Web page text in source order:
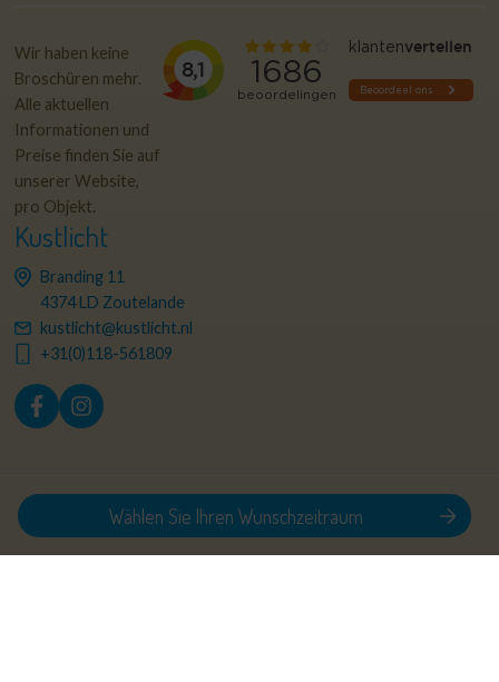
Wählen Sie Ihren Wunschzeitraum
Wir haben keine
Broschüren mehr.
Alle aktuellen
Informationen und
Preise finden Sie auf
unserer Website,
pro Objekt.
Kustlicht
Branding 11
4374 LD Zoutelande
kustlicht@kustlicht.nl
+31(0)118-561809
© 2026 Kustlicht Privacy policy